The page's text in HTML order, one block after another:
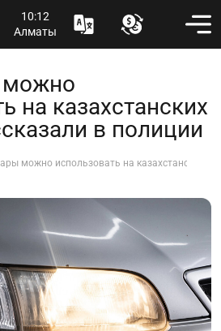
10:12
Алматы
на казахстанских
в полиции
можно использовать на казахстанских